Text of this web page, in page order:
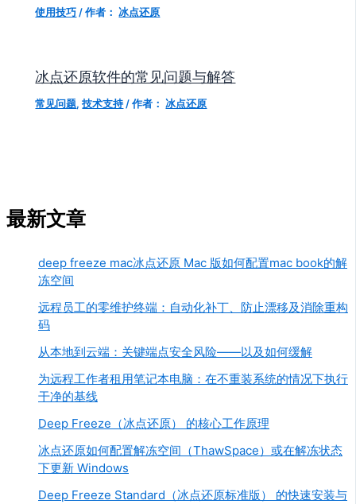
使用技巧 / 作者： 冰点还原
冰点还原软件的常见问题与解答
常见问题,技术支持 / 作者： 冰点还原
最新文章
deep freeze mac冰点还原 Mac 版如何配置mac book的解
冻空间
远程员工的零维护终端：自动化补丁、防止漂移及消除重构
码
从本地到云端：关键端点安全风险——以及如何缓解
为远程工作者租用笔记本电脑：在不重装系统的情况下执行
干净的基线
Deep Freeze（冰点还原） 的核心工作原理
冰点还原如何配置解冻空间（ThawSpace）或在解冻状态
下更新 Windows
Deep Freeze Standard（冰点还原标准版） 的快速安装与